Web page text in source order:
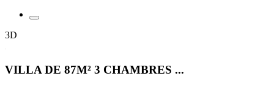
3D
VILLA DE 87M² 3 CHAMBRES ...